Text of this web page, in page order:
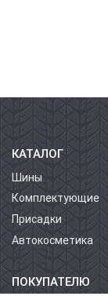
КАТАЛОГ
Шины
Комплектующие
Присадки
Автокосметика
ПОКУПАТЕЛЮ